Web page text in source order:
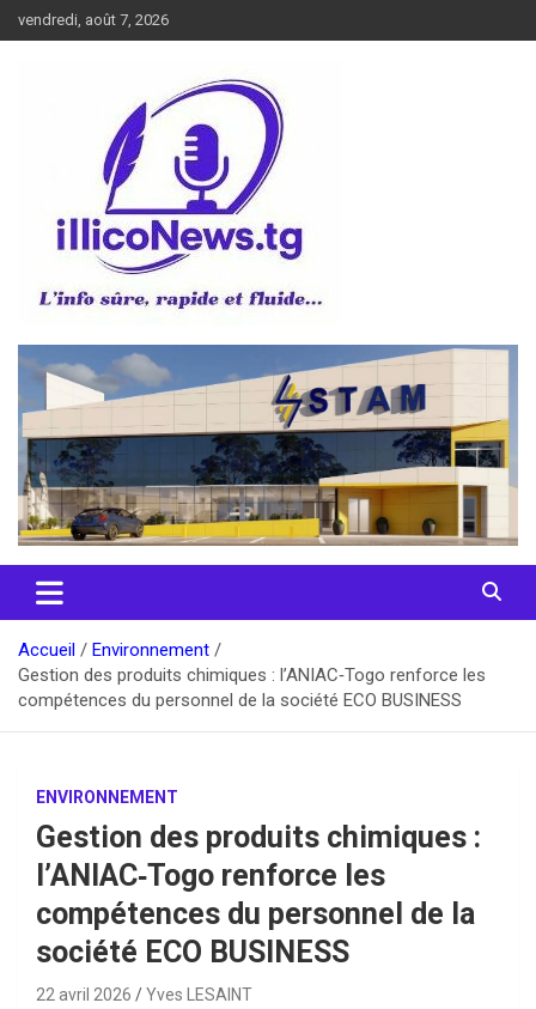
au
vendredi, août 7, 2026
illiconews
Accueil
Environnement
Gestion des produits chimiques : l’ANIAC‑Togo renforce les
compétences du personnel de la société ECO BUSINESS
ENVIRONNEMENT
Gestion des produits chimiques :
l’ANIAC‑Togo renforce les
compétences du personnel de la
société ECO BUSINESS
22 avril 2026 Yves LESAINT